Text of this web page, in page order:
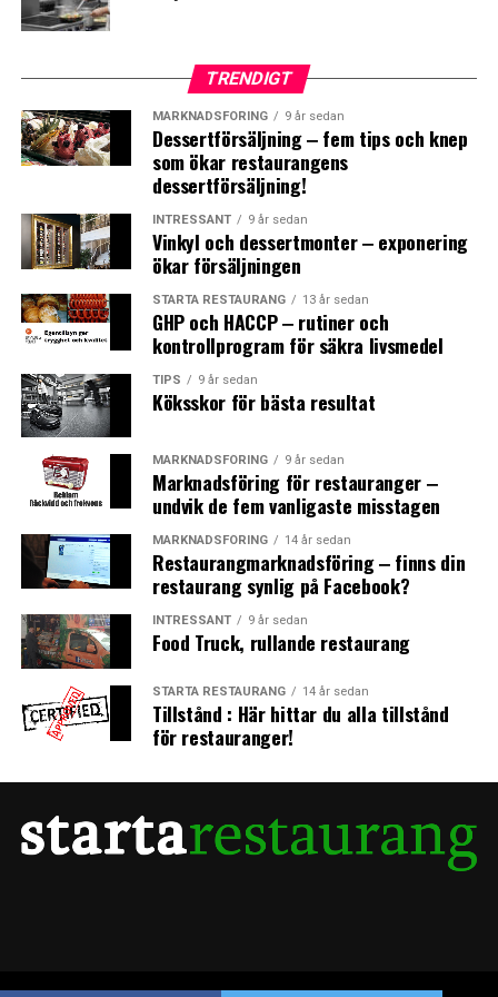
Starta restaurang: Baka till restaurangens
verksamhet/bake-off
□Arbetsbänk
Ugn, ev. degblandare
□Plats för mjöl, bake-off produkter
□Handtvättställ med engångshanddukar och tvål
Starta restaurang: Renseri för jordiga
grönsaker/rotfrukter
Rotfruktskyl
□Arbetsbänk med djupa hoar och blandare
□Plats för skalmaskin
□ Handtvättställ med engångshanddukar och tvål
Starta restaurang: Diskutrymme
Diskbänk med stor ho och duschpistol
Diskmaskin, grovdiskmaskin med kåpa
TRENDIGT
MARKNADSFÖRING 9 år sedan
Dessertförsäljning ‒ fem tips och knep
som ökar restaurangens
dessertförsäljning!
INTRESSANT 9 år sedan
Vinkyl och dessertmonter ‒ exponering
ökar försäljningen
STARTA RESTAURANG 13 år sedan
GHP och HACCP ‒ rutiner och
kontrollprogram för säkra livsmedel
TIPS 9 år sedan
Köksskor för bästa resultat
MARKNADSFÖRING 9 år sedan
Marknadsföring för restauranger ‒
undvik de fem vanligaste misstagen
MARKNADSFÖRING 14 år sedan
Restaurangmarknadsföring ‒ finns din
restaurang synlig på Facebook?
INTRESSANT 9 år sedan
Food Truck, rullande restaurang
STARTA RESTAURANG 14 år sedan
Tillstånd : Här hittar du alla tillstånd
för restauranger!